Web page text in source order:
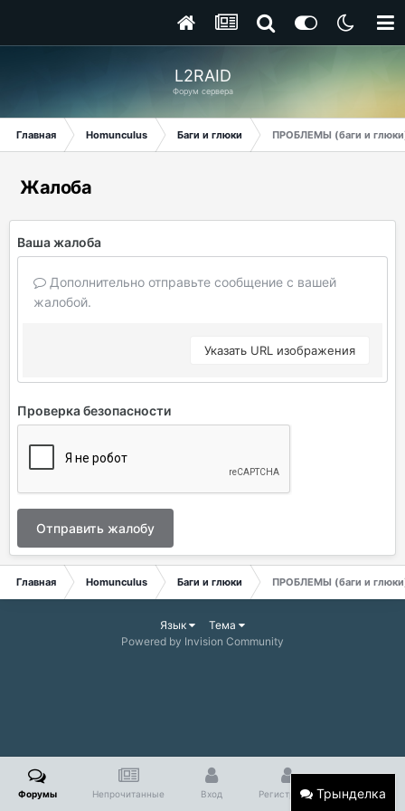
L2RAID
Форум сервера
Главная Homunculus Баги и глюки ПРОБЛЕМЫ (баги и
Жалоба
Ваша жалоба
Дополнительно отправьте сообщение с вашей
жалобой.
Указать URL изображения
Проверка безопасности
Отправить жалобу
Главная Homunculus Баги и глюки ПРОБЛЕМЫ (баги и
Трынделка
Язык
Тема
Powered by Invision Community
Форумы Непрочитанные Вход Регистрация Больше